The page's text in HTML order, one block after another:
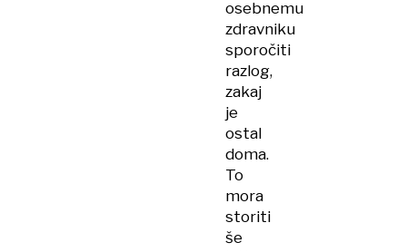
osebnemu
zdravniku
sporočiti
razlog,
zakaj
je
ostal
doma.
To
mora
storiti
še